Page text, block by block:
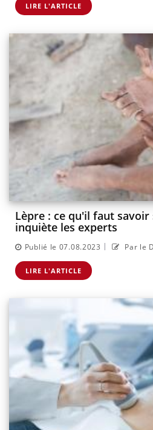
LIRE L'ARTICLE
Lèpre : ce qu'il faut
inquiète les experts
Publié le 07.08.2023 | Par le
LIRE L'ARTICLE